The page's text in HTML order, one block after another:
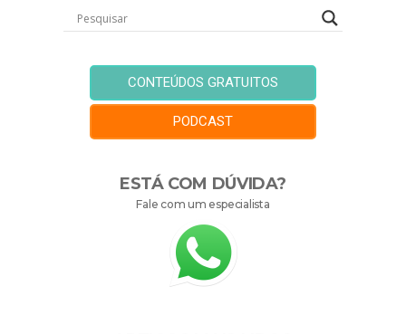
CONTEÚDOS GRATUITOS
PODCAST
ESTÁ COM DÚVIDA?
Fale com um especialista